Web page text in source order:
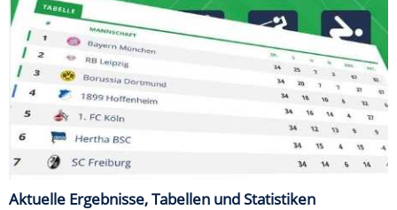
Aktuelle Ergebnisse, Tabellen und Statistiken